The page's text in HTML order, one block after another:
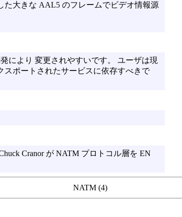
た大きな AAL5 のフレームでビデオ情報源
により 変更されやすいです。 ユーザは現
ポートされたサービスに依存すべきで
Cranor が NATM プロトコル層を EN
NATM (4)